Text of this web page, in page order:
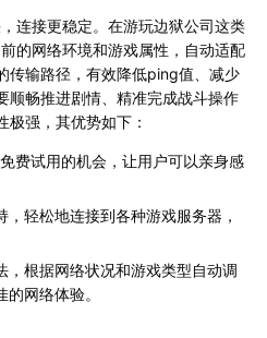
连接更稳定。在游玩边狱公司这类
的网络环境和游戏属性，自动适配
传输路径，有效降低ping值、减少
顺畅推进剧情、精准完成战斗操作
极强，其优势如下：
费试用的机会，让用户可以亲身感
，轻松地连接到各种游戏服务器，
，根据网络状况和游戏类型自动调
网络体验。